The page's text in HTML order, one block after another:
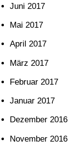
Juni 2017
Mai 2017
April 2017
März 2017
Februar 2017
Januar 2017
Dezember 2016
November 2016